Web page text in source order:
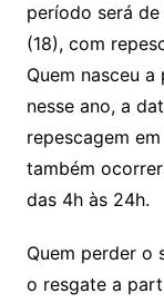
período será
(18), com
Quem nasceu
nesse ano, a
repescagem
também
das 4h às 24h.
Quem perder o
o resgate a